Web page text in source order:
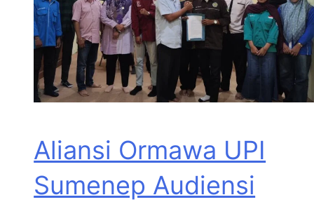
Aliansi Ormawa UPI
Sumenep Audiensi